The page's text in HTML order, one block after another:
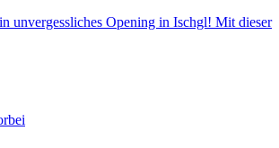
unvergessliches Opening in Ischgl! Mit dieser